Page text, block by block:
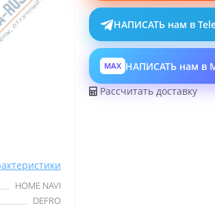
HOME NAVI
DEFRO
НАПИСАТЬ нам в
MAX НАПИСАТЬ нам в
Рассчитать доставку